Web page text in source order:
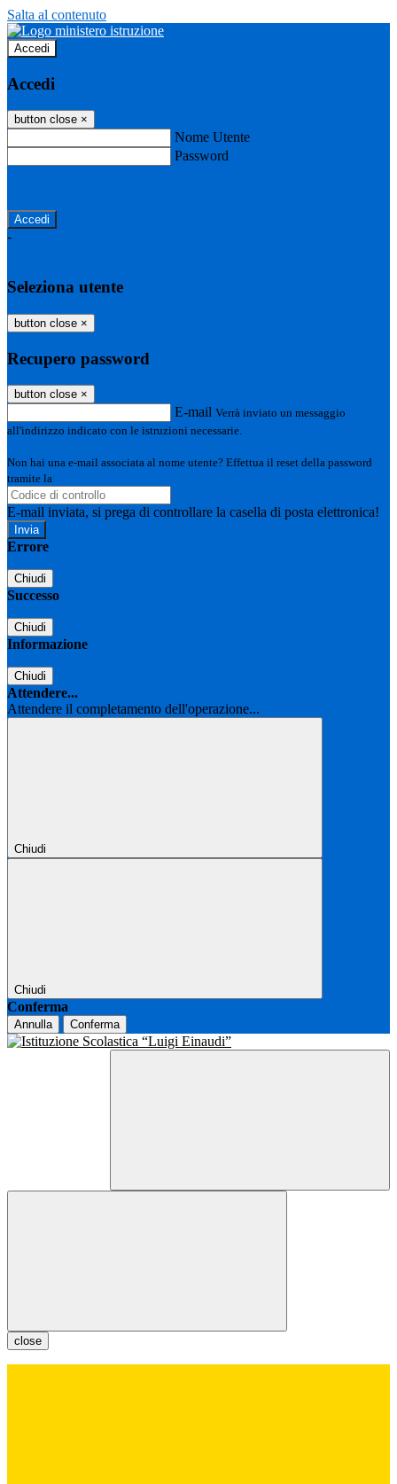
Salta al contenuto
Accedi
Accedi
button close ×
Nome Utente
Password
-
Seleziona utente
button close ×
Recupero password
button close ×
E-mail Verrà inviato un messaggio
all'indirizzo indicato con le istruzioni necessarie.
Non hai una e-mail associata al nome utente? Effettua il reset della password
tramite la
E-mail inviata, si prega di controllare la casella di posta elettronica!
Errore
Chiudi
Successo
Chiudi
Informazione
Chiudi
Attendere...
Attendere il completamento dell'operazione...
Chiudi
Chiudi
Conferma
Annulla Conferma
close